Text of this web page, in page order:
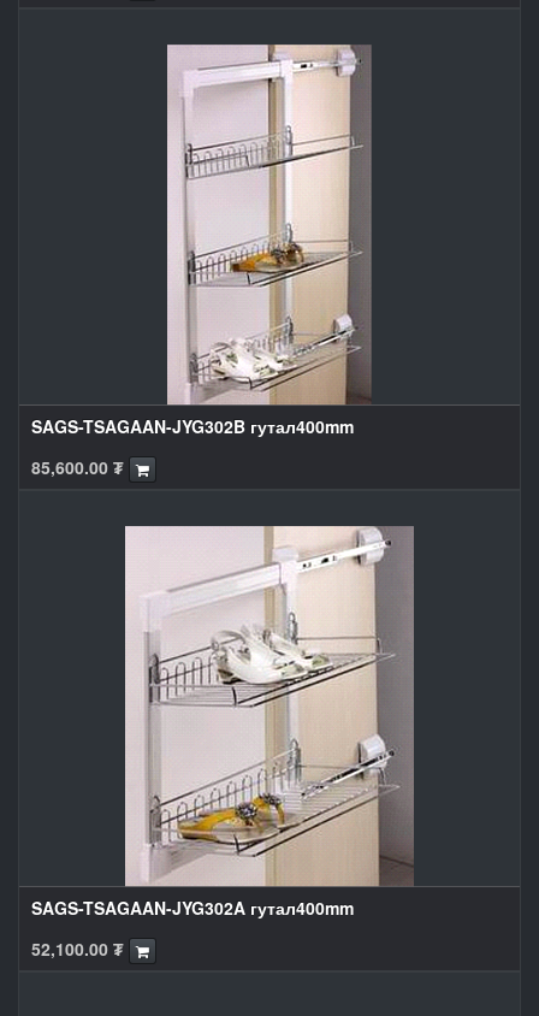
SAGS-TSAGAAN-JYG302B гутал400mm
85,600.00 ₮
SAGS-TSAGAAN-JYG302A гутал400mm
52,100.00 ₮